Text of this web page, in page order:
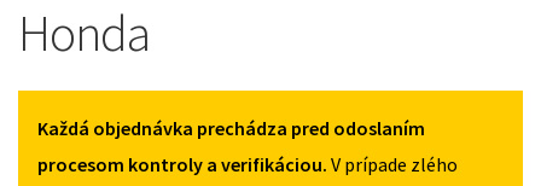
Honda
Každá objednávka prechádza pred odoslaním
procesom kontroly a verifikáciou. V prípade zlého